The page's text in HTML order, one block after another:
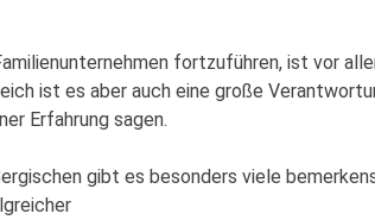
fortzuführen, ist vor
ist es aber auch eine große
Erfahrung sagen.
gibt es besonders viele